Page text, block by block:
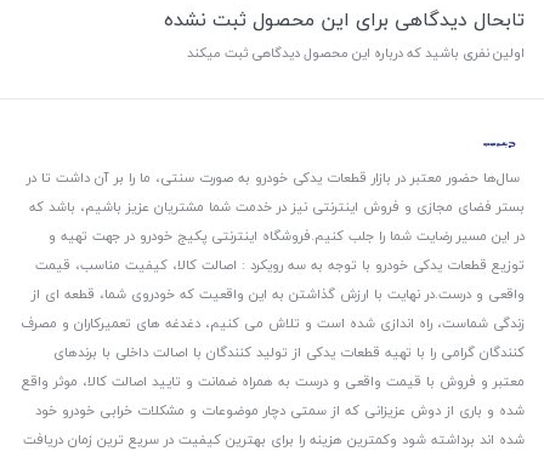
تابحال دیدگاهی برای این محصول ثبت نشده
اولین نفری باشید که درباره این محصول دیدگاهی ثبت میکند
سال‌ها حضور معتبر در بازار قطعات یدکی خودرو به صورت سنتی، ما را بر آن داشت تا در
بستر فضای مجازی و فروش اینترنتی نیز در خدمت شما مشتریان عزیز باشیم، باشد که
در این مسیر رضایت شما را جلب کنیم.فروشگاه اینترنتی پکیج خودرو در جهت تهیه و
توزیع قطعات یدکی خودرو با توجه به سه رویکرد : اصالت کالا، کیفیت مناسب، قیمت
واقعی و درست.در نهایت با ارزش گذاشتن به این واقعیت که خودروی شما، قطعه ای از
زندگی شماست، راه اندازی شده است و تلاش می کنیم، دغدغه های تعمیرکاران و مصرف
کنندگان گرامی را با تهیه قطعات یدکی از تولید کنندگان با اصالت داخلی با برندهای
معتبر و فروش با قیمت واقعی و درست به همراه ضمانت و تایید اصالت کالا، موثر واقع
شده و باری از دوش عزیزانی که از سمتی دچار موضوعات و مشکلات خرابی خودرو خود
شده اند برداشته شود و‌کمترین هزینه را برای بهترین کیفیت در سریع ترین زمان دریافت